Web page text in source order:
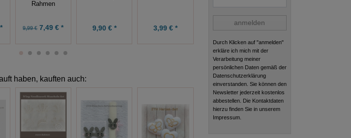
Rahmen
9,99 €7,49 € * 9,90 € * 3,99 € * 5,99 € *
haben, kauften auch:
anmelden
Durch Klicken auf "anmelden"
erkläre ich mich mit der
Verarbeitung meiner
persönlichen Daten gemäß der
Datenschutzerklärung
einverstanden. Sie können den
Newsletter jederzeit kostenlos
abbestellen. Die Kontaktdaten
hierzu finden Sie in unserem
Impressum.